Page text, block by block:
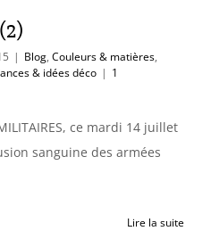
| Blog, Couleurs & matières,
& idées déco | 1
ce mardi 14 juillet
sanguine des armées
Lire la suite